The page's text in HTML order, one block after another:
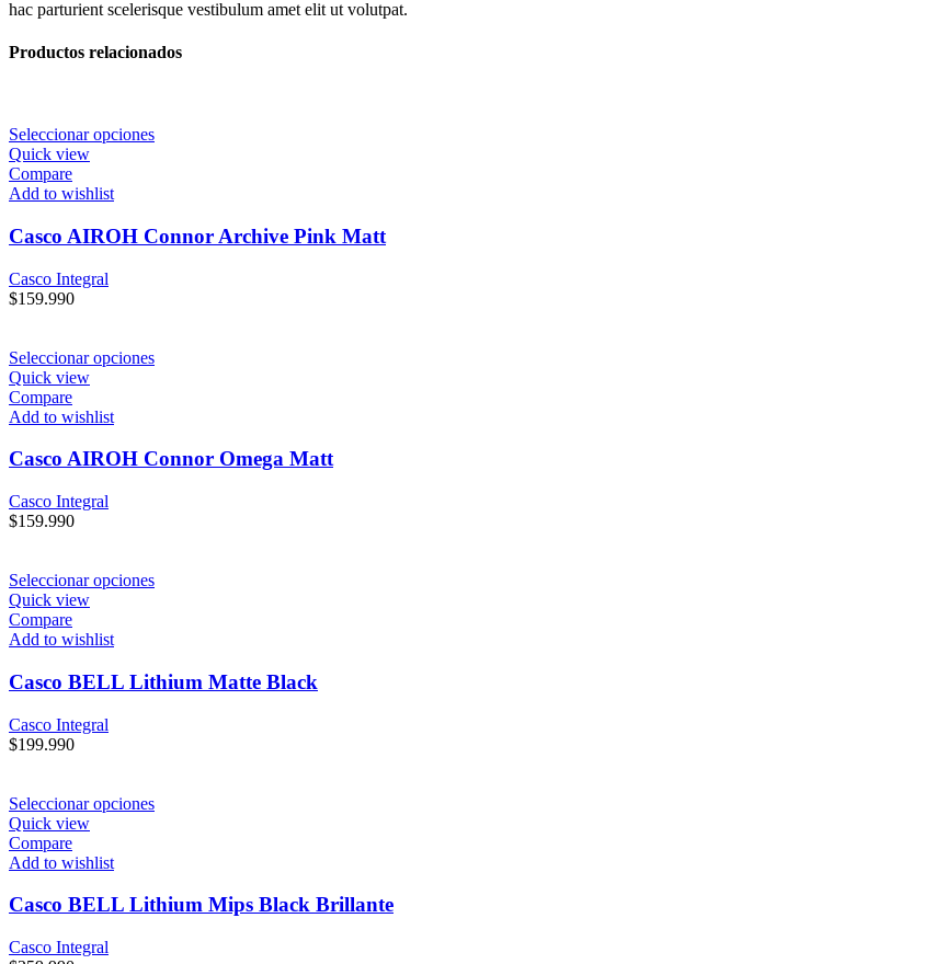
hac parturient scelerisque vestibulum amet elit ut volutpat.
Productos relacionados
Seleccionar opciones
Quick view
Compare
Add to wishlist
Casco AIROH Connor Archive Pink Matt
Casco Integral
$159.990
Seleccionar opciones
Quick view
Compare
Add to wishlist
Casco AIROH Connor Omega Matt
Casco Integral
$159.990
Seleccionar opciones
Quick view
Compare
Add to wishlist
Casco BELL Lithium Matte Black
Casco Integral
$199.990
Seleccionar opciones
Quick view
Compare
Add to wishlist
Casco BELL Lithium Mips Black Brillante
Casco Integral